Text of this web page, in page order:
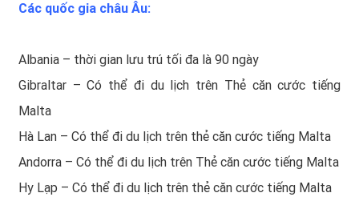
Các quốc gia châu Âu:
Albania – thời gian lưu trú tối đa là 90 ngày
Gibraltar – Có thể đi du lịch trên Thẻ căn cước tiếng
Malta
Hà Lan – Có thể đi du lịch trên thẻ căn cước tiếng Malta
Andorra – Có thể đi du lịch trên Thẻ căn cước tiếng Malta
Hy Lạp – Có thể đi du lịch trên thẻ căn cước tiếng Malta